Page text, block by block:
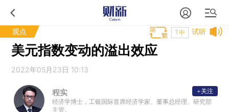
观点 试听
T中
美元指数变动的溢出效应
2022年05月23日 10:13
程实
经济学博士，工银国际首席经济学家、董事总经理、研究部
主管。
+关注